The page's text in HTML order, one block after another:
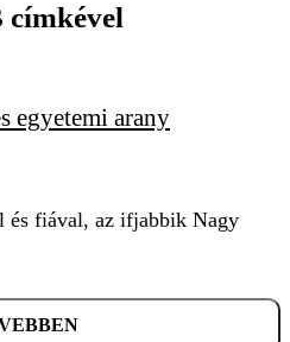
címkével
egyetemi arany
és fiával, az ifjabbik Nagy